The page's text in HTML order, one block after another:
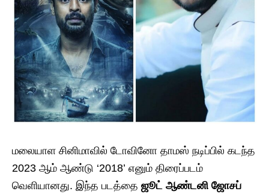
மலையாள சினிமாவில் டோவினோ தாமஸ் நடிப்பில் கடந்த
2023 ஆம் ஆண்டு ‘2018’ எனும் திரைப்படம்
வெளியானது. இந்த படத்தை ஜூட் ஆண்டனி ஜோசப்